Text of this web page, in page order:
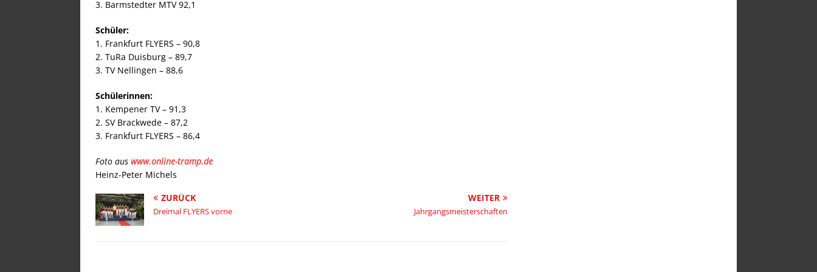
3. Barmstedter MTV 92,1
Schüler:
1. Frankfurt FLYERS – 90,8
2. TuRa Duisburg – 89,7
3. TV Nellingen – 88,6
Schülerinnen:
1. Kempener TV – 91,3
2. SV Brackwede – 87,2
3. Frankfurt FLYERS – 86,4
Foto aus www.online-tramp.de
Heinz-Peter Michels
ZURÜCK
Dreimal FLYERS vorne
WEITER
Jahrgangsmeisterschaften